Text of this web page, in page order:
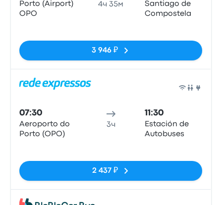
Porto (Airport)
OPO
4ч 35м
Santiago de
Compostela
3 946 ₽
07:30
Aeroporto do
Porto (OPO)
3ч
11:30
Estación de
Autobuses
2 437 ₽